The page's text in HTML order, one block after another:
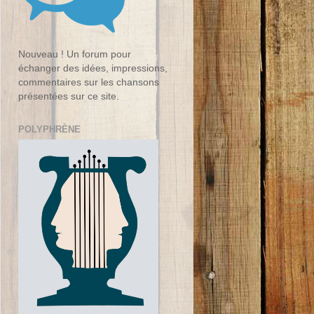
Nouveau ! Un forum pour
échanger des idées, impressions,
commentaires sur les chansons
présentées sur ce site.
POLYPHRÈNE